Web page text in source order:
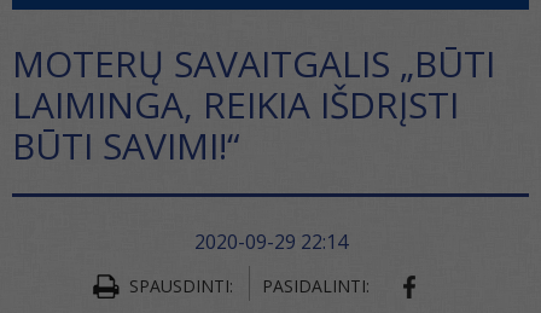
MOTERŲ SAVAITGALIS „BŪTI
LAIMINGA, REIKIA IŠDRĮSTI
BŪTI SAVIMI!“
2020-09-29 22:14
SPAUSDINTI: PASIDALINTI: